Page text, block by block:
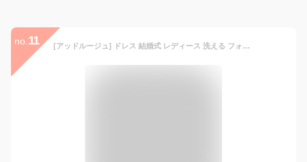
no. 11 [アッドルージュ] ドレス 結婚式 レディース 洗える フォーマル セレモニー パーティードレス 大きいサイズ 体型カバー 披露宴【t9044】 ネイビー LLサイズ